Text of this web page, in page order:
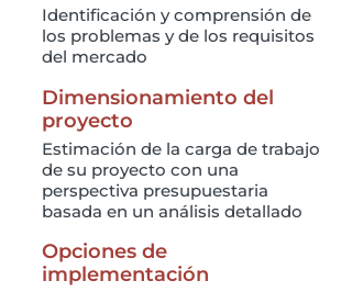
Identificación y comprensión de
los problemas y de los requisitos
del mercado
Dimensionamiento del
proyecto
Estimación de la carga de trabajo
de su proyecto con una
perspectiva presupuestaria
basada en un análisis detallado
Opciones de
implementación